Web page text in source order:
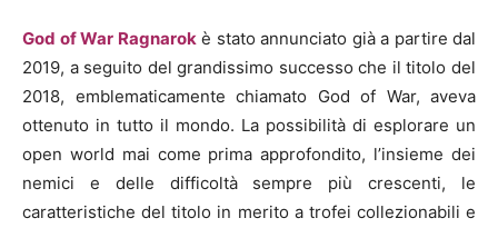
God of War Ragnarokè stato annunciato già a partire dal
2019, a seguito del grandissimo successo che il titolo del
2018, emblematicamente chiamato God of War, aveva
ottenuto in tutto il mondo. La possibilità di esplorare un
open world mai come prima approfondito, l’insieme dei
nemici e delle difficoltà sempre più crescenti, le
caratteristiche del titolo in merito a trofei collezionabili e